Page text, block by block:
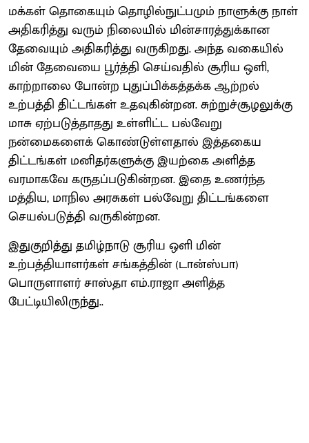
மக்கள் தொகையும் தொழில்நுட்பமும் நாளுக்கு நாள்
அதிகரித்து வரும் நிலையில் மின்சாரத்துக்கான
தேவையும் அதிகரித்து வருகிறது. அந்த வகையில்
மின் தேவையை பூர்த்தி செய்வதில் சூரிய ஒளி,
காற்றாலை போன்ற புதுப்பிக்கத்தக்க ஆற்றல்
உற்பத்தி திட்டங்கள் உதவுகின்றன. சுற்றுச்சூழலுக்கு
மாசு ஏற்படுத்தாதது உள்ளிட்ட பல்வேறு
நன்மைகளைக் கொண்டுள்ளதால் இத்தகைய
திட்டங்கள் மனிதர்களுக்கு இயற்கை அளித்த
வரமாகவே கருதப்படுகின்றன. இதை உணர்ந்த
மத்திய, மாநில அரசுகள் பல்வேறு திட்டங்களை
செயல்படுத்தி வருகின்றன.
இதுகுறித்து தமிழ்நாடு சூரிய ஒளி மின்
உற்பத்தியாளர்கள் சங்கத்தின் (டான்ஸ்பா)
பொருளாளர் சாஸ்தா எம்.ராஜா அளித்த
பேட்டியிலிருந்து..